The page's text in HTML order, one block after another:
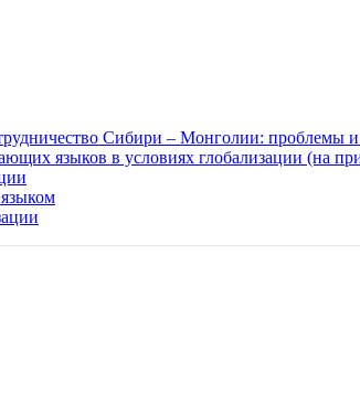
Сибири – Монголии: проблемы
языков в условиях глобализации (на